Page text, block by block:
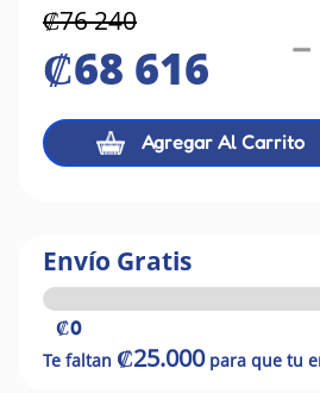
₡76240
₡68 616 －
Agregar Al Carrito
Envío Gratis
₡0
Te faltan ₡25.000para que tu